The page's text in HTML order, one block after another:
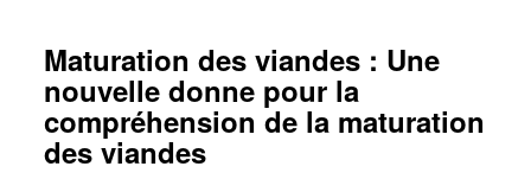
Maturation des viandes : Une
nouvelle donne pour la
compréhension de la maturation
des viandes